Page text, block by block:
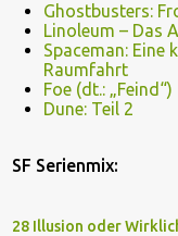
Ghostbusters:
Linoleum – Das
Spaceman: Eine
Raumfahrt
Foe (dt.: „Feind“)
Dune: Teil 2
SF Serienmix:
28 Illusion oder